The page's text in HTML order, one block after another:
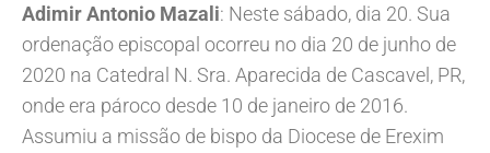
Adimir Antonio Mazali: Neste sábado, dia 20. Sua
ordenação episcopal ocorreu no dia 20 de junho de
2020 na Catedral N. Sra. Aparecida de Cascavel, PR,
onde era pároco desde 10 de janeiro de 2016.
Assumiu a missão de bispo da Diocese de Erexim